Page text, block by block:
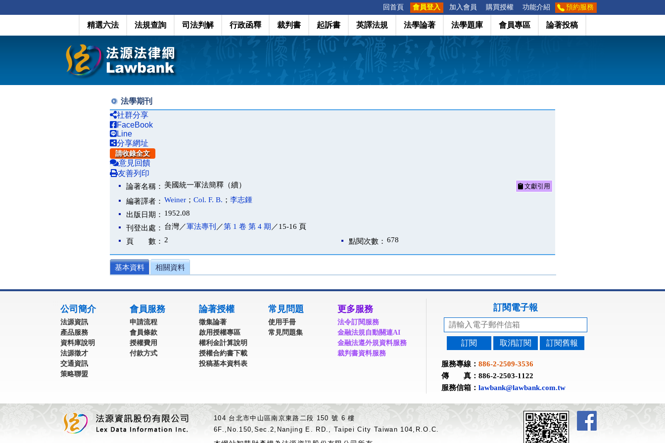
回首頁 會員登入 加入會員 購買授權 功能介紹 預約服務
精選六法 法規查詢 司法判解 行政函釋 裁判書 起訴書 英譯法規 法學論著 法學題庫 會員專區 論著投稿
法學期刊
社群分享
FaceBook
Line
分享網址
請收錄全文
意見回饋
友善列印
論著名稱： 美國統一軍法簡釋（續） 文獻引用
編著譯者： Weiner ； Col. F. B. ； 李志鍾
出版日期： 1952.08
刊登出處： 台灣／軍法專刊 ／第 1 卷 第 4 期 ／15-16 頁
頁 數： 2 點閱次數： 678
基本資料 相關資料
公司簡介
法源資訊
產品服務
資料庫說明
法源徵才
交通資訊
策略聯盟
會員服務
申請流程
會員條款
授權費用
付款方式
論著授權
徵集論著
啟用授權專區
權利金計算說明
授權合約書下載
投稿基本資料表
常見問題
使用手冊
常見問題集
更多服務
法令訂閱服務
金融法規自動關連AI
金融法遵外規資料服務
裁判書資料服務
訂閱電子報
訂閱 取消訂閱 訂閱舊報
服務專線： 886-2-2509-3536
傳 真：886-2-2503-1122
服務信箱： lawbank@lawbank.com.tw
104 台北市中山區南京東路二段 150 號 6 樓
6F.,No.150,Sec.2,Nanjing E. RD., Taipei City Taiwan 104,R.O.C.